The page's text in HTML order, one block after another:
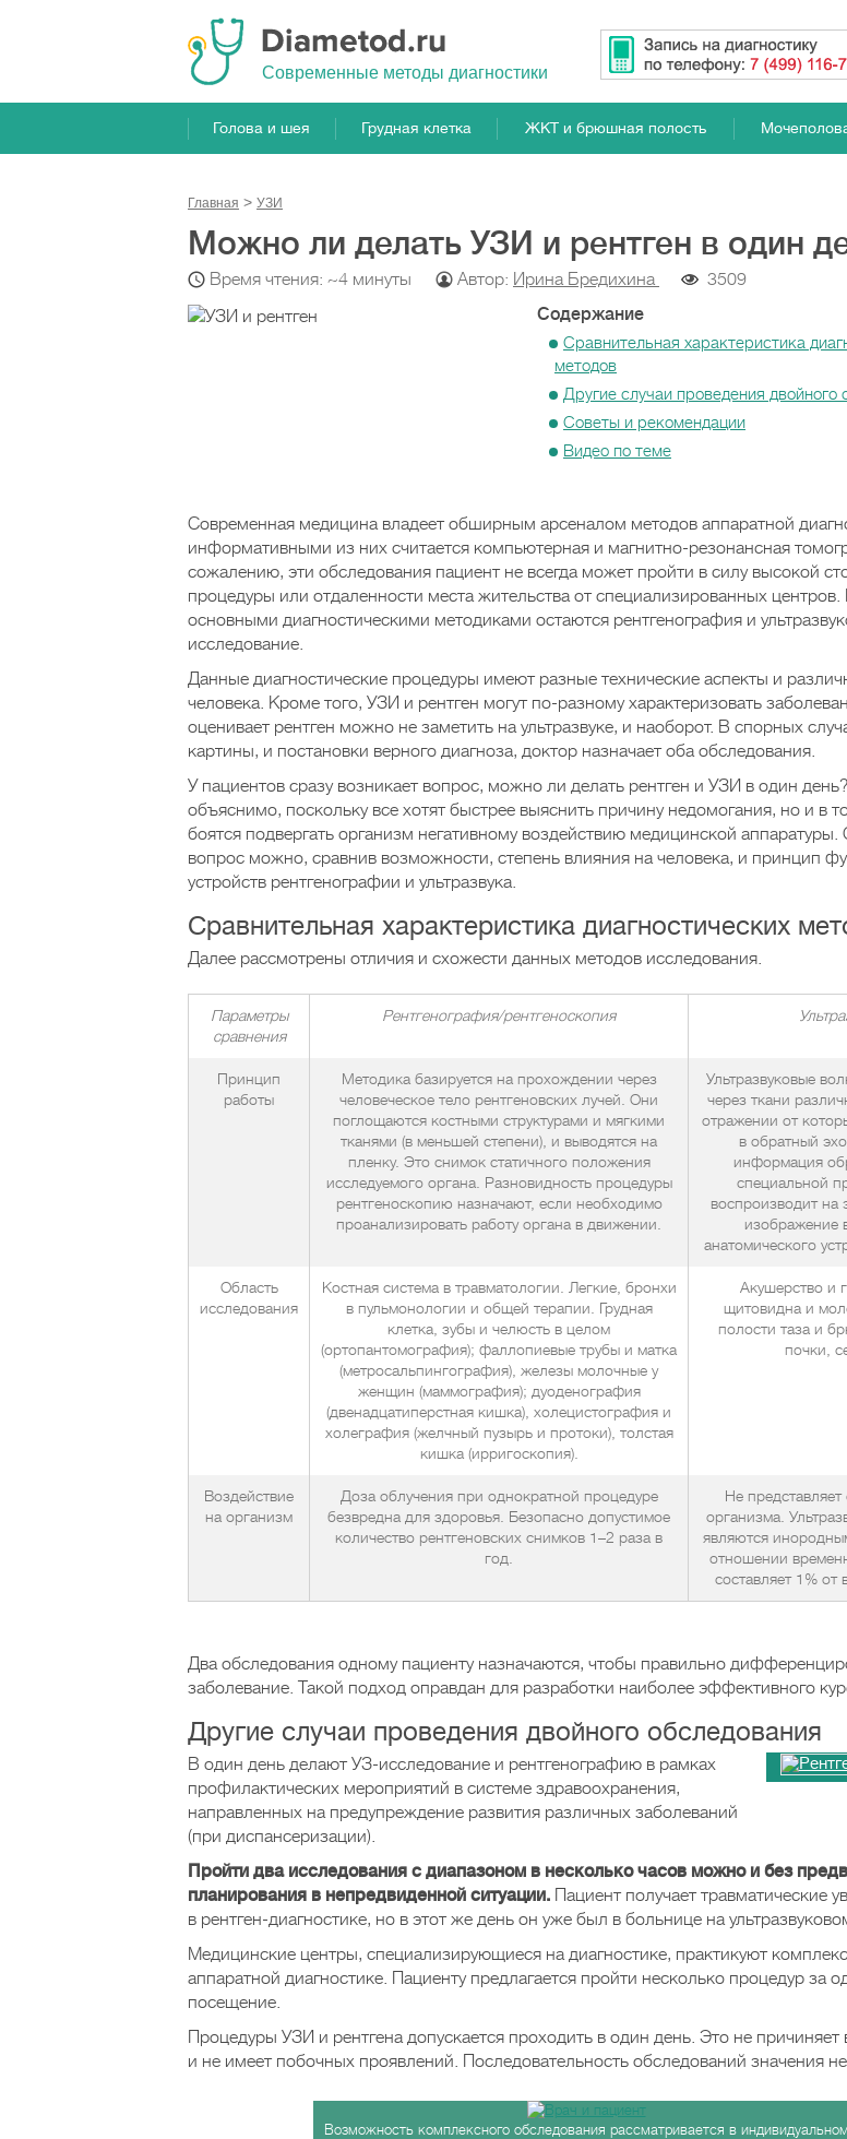
Cовременные методы диагностики
Голова и шея Грудная клетка ЖКТ и брюшная полость
Главная УЗИ
Можно ли делать УЗИ и рентген в один
Время чтения: ~4 минуты Автор: Ирина Бредихина
3509
Содержание
Сравнительная характеристика
методов
Другие случаи проведения двойного
Советы и рекомендации
Видео по теме
Современная медицина владеет обширным арсеналом методов аппаратной
информативными из них считается компьютерная и магнитно-резонансная
сожалению, эти обследования пациент не всегда может пройти в силу высокой
процедуры или отдаленности места жительства от специализированных
основными диагностическими методиками остаются рентгенография и
исследование.
Данные диагностические процедуры имеют разные технические аспекты и
человека. Кроме того, УЗИ и рентген могут по-разному характеризовать
оценивает рентген можно не заметить на ультразвуке, и наоборот. В спорных
картины, и постановки верного диагноза, доктор назначает оба обследования.
У пациентов сразу возникает вопрос, можно ли делать рентген и УЗИ в один
объяснимо, поскольку все хотят быстрее выяснить причину недомогания, но и в
боятся подвергать организм негативному воздействию медицинской аппаратуры.
вопрос можно, сравнив возможности, степень влияния на человека, и принцип
устройств рентгенографии и ультразвука.
Сравнительная характеристика диагностических
Далее рассмотрены отличия и схожести данных методов исследования.
Параметры
сравнения
Рентгенография/рентгеноскопия У
Принцип
работы
Методика базируется на прохождении через
человеческое тело рентгеновских лучей. Они
поглощаются костными структурами и мягкими
тканями (в меньшей степени), и выводятся на
пленку. Это снимок статичного положения
исследуемого органа. Разновидность процедуры
рентгеноскопию назначают, если необходимо
проанализировать работу органа в движении.
Ультразвуковые
через ткани
отражении от
в обратный
информация
специальной
воспроизводит на
изображение
анатомического
Область
исследования
Костная система в травматологии. Легкие, бронхи
в пульмонологии и общей терапии. Грудная
клетка, зубы и челюсть в целом
(ортопантомография); фаллопиевые трубы и матка
(метросальпингография), железы молочные у
женщин (маммография); дуоденография
(двенадцатиперстная кишка), холецистография и
холеграфия (желчный пузырь и протоки), толстая
кишка (ирригоскопия).
Акушерство и
щитовидна и
полости таза и
почки,
Воздействие
на организм
Доза облучения при однократной процедуре
безвредна для здоровья. Безопасно допустимое
количество рентгеновских снимков 1–2 раза в
год.
Не
организма.
являются
отношении
составляет 1% от
Два обследования одному пациенту назначаются, чтобы правильно
заболевание. Такой подход оправдан для разработки наиболее эффективного
Другие случаи проведения двойного обследования
В один день делают УЗ-исследование и рентгенографию в рамках
профилактических мероприятий в системе здравоохранения,
направленных на предупреждение развития различных заболеваний
(при диспансеризации).
Пройти два исследования с диапазоном в несколько часов можно и без
планирования в непредвиденной ситуации. Пациент получает травматические
в рентген-диагностике, но в этот же день он уже был в больнице на
Медицинские центры, специализирующиеся на диагностике, практикуют
аппаратной диагностике. Пациенту предлагается пройти несколько процедур за
посещение.
Процедуры УЗИ и рентгена допускается проходить в один день. Это не
и не имеет побочных проявлений. Последовательность обследований значения
Возможность комплексного обследования рассматривается в индивидуальном